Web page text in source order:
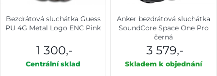
Bezdrátová sluchátka Guess
PU 4G Metal Logo ENC Pink
1 300,-
Centrální sklad
Anker bezdrátová sluchátka
SoundCore Space One Pro
černá
3 579,-
Skladem k objednání